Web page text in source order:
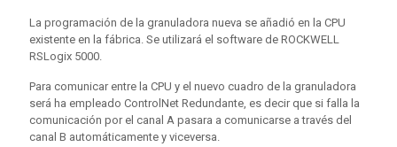
La programación de la granuladora nueva se añadió en la CPU
existente en la fábrica. Se utilizará el software de ROCKWELL
RSLogix 5000.
Para comunicar entre la CPU y el nuevo cuadro de la granuladora
será ha empleado ControlNet Redundante, es decir que si falla la
comunicación por el canal A pasara a comunicarse a través del
canal B automáticamente y viceversa.